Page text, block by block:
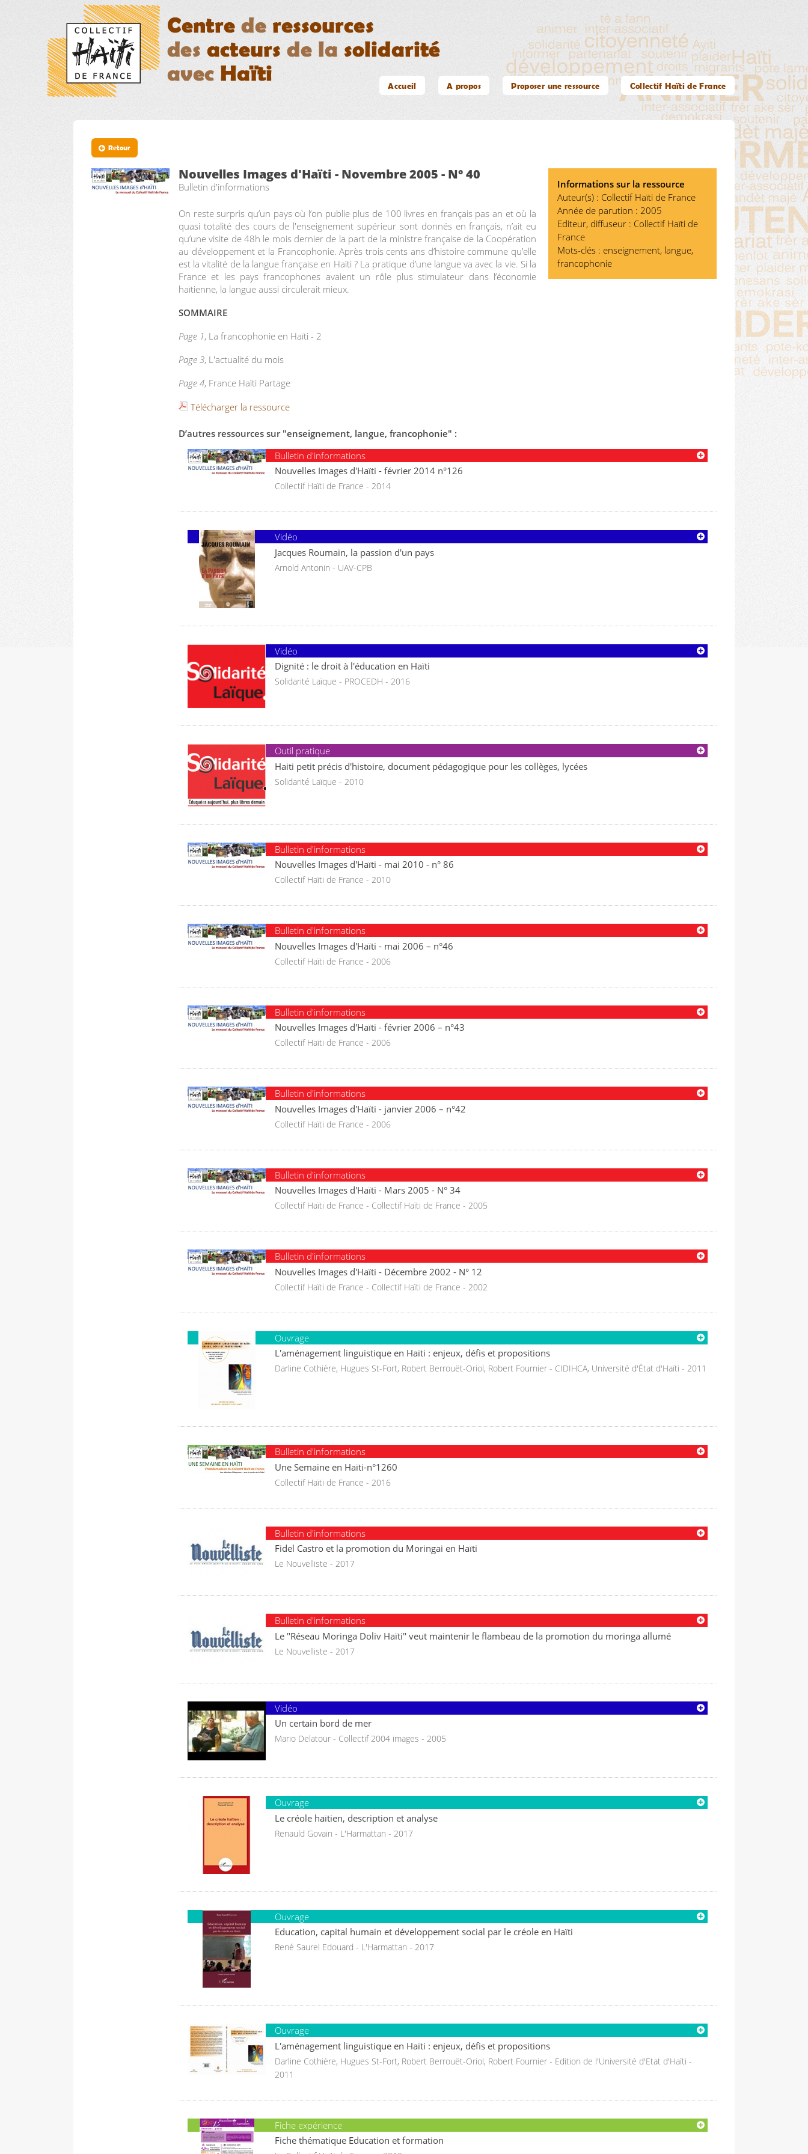
Accueil A propos Proposer une ressource Collectif Haïti de France
Retour
Informations sur la ressource
Auteur(s) : Collectif Haïti de France
Année de parution : 2005
Editeur, diffuseur : Collectif Haïti de
France
Mots-clés : enseignement, langue,
francophonie
Nouvelles Images d'Haïti - Novembre 2005 - N° 40
Bulletin d'informations
On reste surpris qu’un pays où l’on publie plus de 100 livres en français pas an et où la
quasi totalité des cours de l'enseignement supérieur sont donnés en français, n’ait eu
qu’une visite de 48h le mois dernier de la part de la ministre française de la Coopération
au développement et la Francophonie. Après trois cents ans d’histoire commune qu’elle
est la vitalité de la langue française en Haïti ? La pratique d’une langue va avec la vie. Si la
France et les pays francophones avaient un rôle plus stimulateur dans l’économie
haïtienne, la langue aussi circulerait mieux.
SOMMAIRE
Page 1, La francophonie en Haïti - 2
Page 3, L'actualité du mois
Page 4, France Haïti Partage
Télécharger la ressource
D’autres ressources sur "enseignement, langue, francophonie" :
Bulletin d'informations
Nouvelles Images d'Haïti - février 2014 n°126
Collectif Haïti de France - 2014
Vidéo
Jacques Roumain, la passion d'un pays
Arnold Antonin - UAV-CPB
Vidéo
Dignité : le droit à l'éducation en Haïti
Solidarité Laïque - PROCEDH - 2016
Outil pratique
Haiti petit précis d'histoire, document pédagogique pour les collèges, lycées
Solidarité Laïque - 2010
Bulletin d'informations
Nouvelles Images d'Haïti - mai 2010 - n° 86
Collectif Haïti de France - 2010
Bulletin d'informations
Nouvelles Images d'Haïti - mai 2006 – n°46
Collectif Haïti de France - 2006
Bulletin d'informations
Nouvelles Images d'Haïti - février 2006 – n°43
Collectif Haïti de France - 2006
Bulletin d'informations
Nouvelles Images d'Haïti - janvier 2006 – n°42
Collectif Haïti de France - 2006
Bulletin d'informations
Nouvelles Images d'Haïti - Mars 2005 - N° 34
Collectif Haïti de France - Collectif Haïti de France - 2005
Bulletin d'informations
Nouvelles Images d'Haïti - Décembre 2002 - N° 12
Collectif Haïti de France - Collectif Haïti de France - 2002
Ouvrage
L'aménagement linguistique en Haïti : enjeux, défis et propositions
Darline Cothière, Hugues St-Fort, Robert Berrouët-Oriol, Robert Fournier - CIDIHCA, Université d'État d'Haïti - 2011
Bulletin d'informations
Une Semaine en Haïti-n°1260
Collectif Haïti de France - 2016
Bulletin d'informations
Fidel Castro et la promotion du Moringai en Haïti
Le Nouvelliste - 2017
Bulletin d'informations
Le ''Réseau Moringa Doliv Haïti'' veut maintenir le flambeau de la promotion du moringa allumé
Le Nouvelliste - 2017
Vidéo
Un certain bord de mer
Mario Delatour - Collectif 2004 images - 2005
Ouvrage
Le créole haïtien, description et analyse
Renauld Govain - L'Harmattan - 2017
Ouvrage
Education, capital humain et développement social par le créole en Haïti
René Saurel Edouard - L'Harmattan - 2017
Ouvrage
L'aménagement linguistique en Haïti : enjeux, défis et propositions
Darline Cothière, Hugues St-Fort, Robert Berrouët-Oriol, Robert Fournier - Edition de l'Université d'Etat d'Haïti -
2011
Fiche expérience
Fiche thématique Education et formation